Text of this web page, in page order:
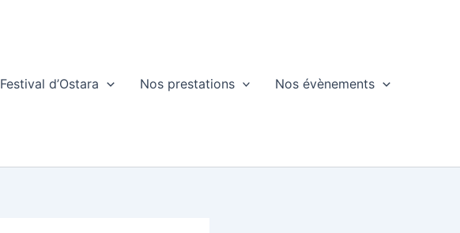
d’Ostara Nos prestations Nos évènements